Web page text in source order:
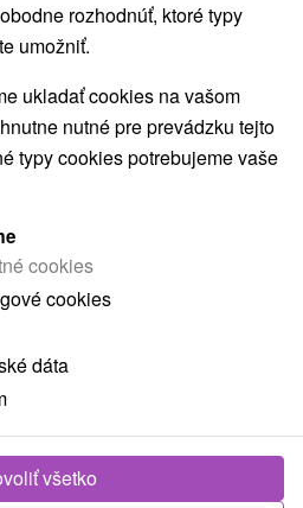
Detské centrá a mestečká(4)
(4) Drevené kostolíky
Botanické záhrady(1)
Múzeá a galérie(4)
atrakcie(15)
(1)
rozhodnúť, ktoré typy
umožniť.
ukladať cookies na vašom
nutné pre prevádzku tejto
typy cookies potrebujeme vaše
cookies
cookies
dáta
všetko